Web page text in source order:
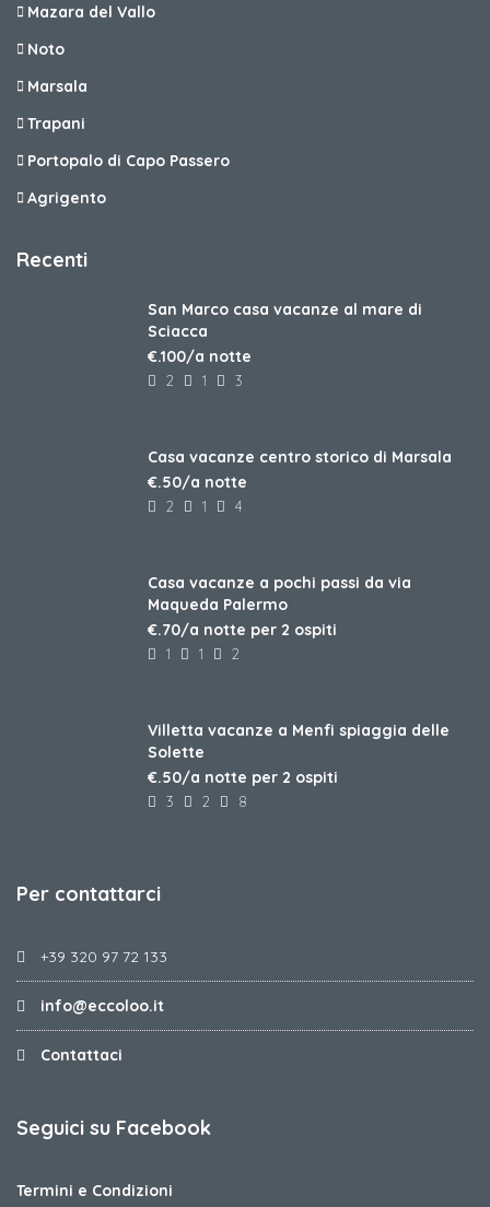
Mazara del Vallo
Noto
Marsala
Trapani
Portopalo di Capo Passero
Agrigento
Recenti
San Marco casa vacanze al mare di
Sciacca
€.100/a notte
2 1 3
Casa vacanze centro storico di Marsala
€.50/a notte
2 1 4
Casa vacanze a pochi passi da via
Maqueda Palermo
€.70/a notte per 2 ospiti
1 1 2
Villetta vacanze a Menfi spiaggia delle
Solette
€.50/a notte per 2 ospiti
3 2 8
Per contattarci
+39 320 97 72 133
info@eccoloo.it
Contattaci
Seguici su Facebook
Termini e Condizioni